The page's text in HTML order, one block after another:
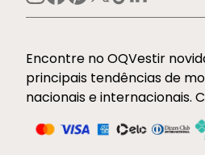
Encontre no OQVestir
principais tendências de
nacionais e internacionais.